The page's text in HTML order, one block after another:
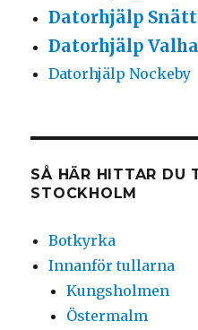
Datorhjälp
Datorhjälp
Datorhjälp Nockeby
SÅ HÄR HITTAR DU
STOCKHOLM
Botkyrka
Innanför tullarna
Kungsholmen
Östermalm